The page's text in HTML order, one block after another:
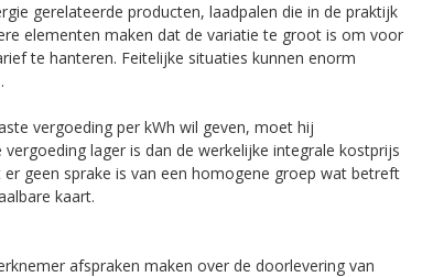
gerelateerde producten, laadpalen die in de praktijk
elementen maken dat de variatie te groot is om voor
te hanteren. Feitelijke situaties kunnen enorm
vergoeding per kWh wil geven, moet hij
lager is dan de werkelijke integrale kostprijs
geen sprake is van een homogene groep wat betreft
kaart.
afspraken maken over de doorlevering van